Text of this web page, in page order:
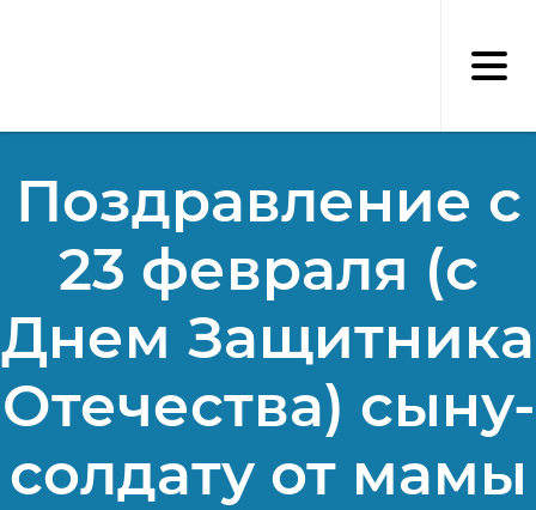
Поздравление с
23 февраля (с
Днем Защитника
Отечества) сыну-
солдату от мамы